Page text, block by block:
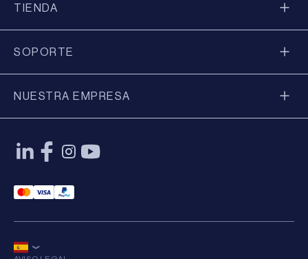
TIENDA
SOPORTE
NUESTRA EMPRESA
Mastercard Payment
Visa Payment
Paypal Payment